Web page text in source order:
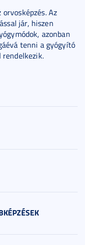
Az
jár, hiszen
azonban
tenni a gyógyító
rendelkezik.